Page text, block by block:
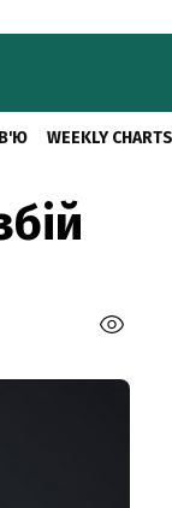
WEEKLY CHARTS